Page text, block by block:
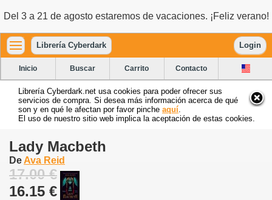
Del 3 a 21 de agosto estaremos de vacaciones. ¡Feliz verano!
Librería Cyberdark Login
Inicio Buscar Carrito Contacto
Librería Cyberdark.net usa cookies para poder ofrecer sus
servicios de compra. Si desea más información acerca de qué
son y en qué le afectan por favor pinche aquí
El uso de nuestro sitio web implica la aceptación de estas cookies.
Lady Macbeth
De Ava Reid
17.00 €
16.15 €